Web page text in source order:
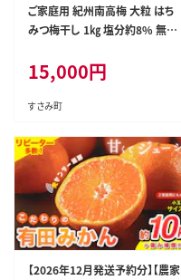
ご家庭用 紀州南高梅 大粒 はち
みつ梅干し 1㎏ 塩分約8% 無選
ウメ ハチミツ すさみ町 within2
025【khs118】
15,000円
すさみ町
【2026年12月発送予約分】【農家